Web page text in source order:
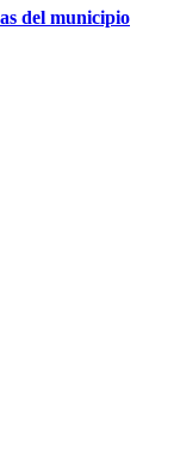
del municipio